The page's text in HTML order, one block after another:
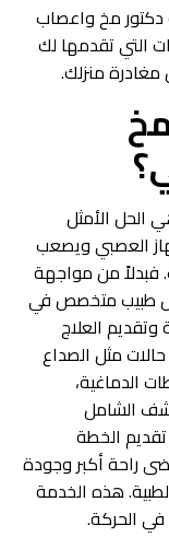
دكتور مخ واعصاب
التي تقدمها لك
منزلك.
الحل الأمثل
العصبي ويصعب
فبدلاً من مواجهة
طبيب متخصص في
العلاج
مثل الصداع
الدماغية،
الشامل
الخطة
راحة أكبر وجودة
هذه الخدمة
الحركة.